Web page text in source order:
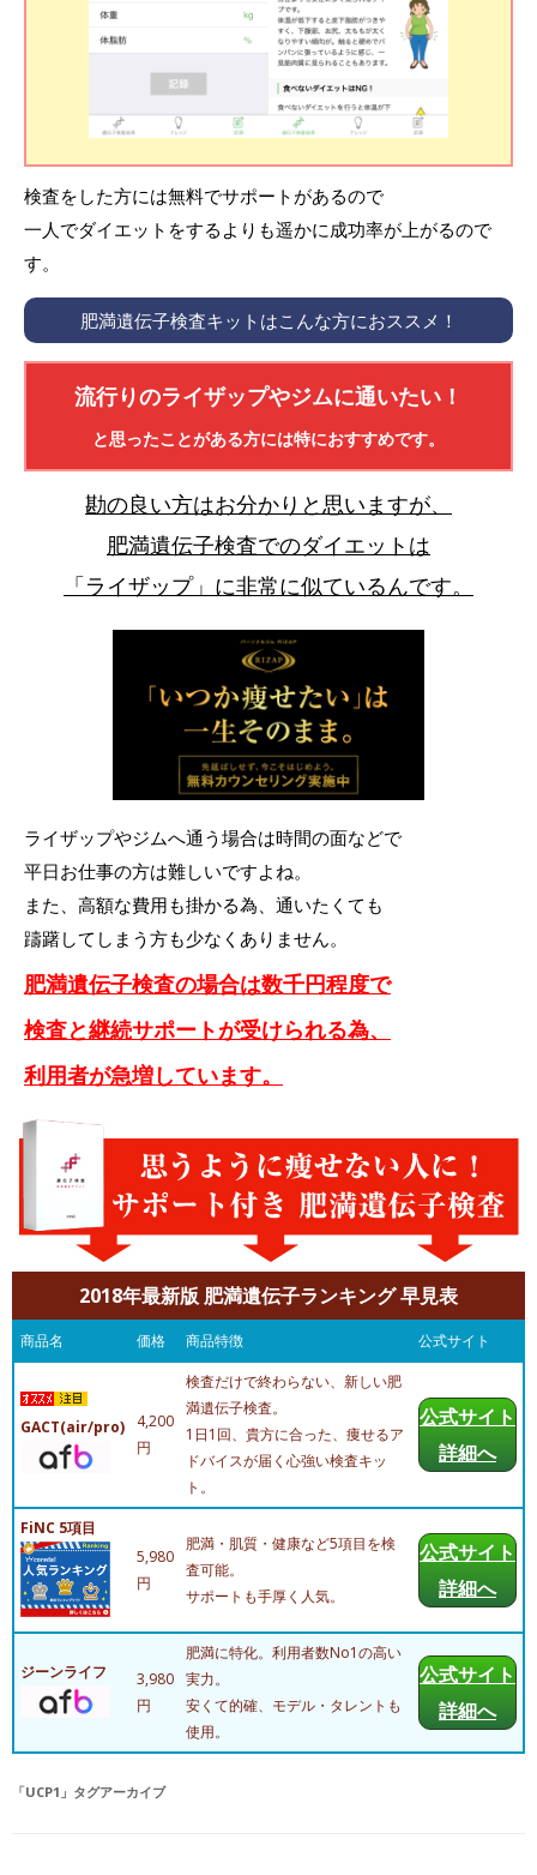
検査をした方には無料でサポートがあるので
一人でダイエットをするよりも遥かに成功率が上がるので
す。
肥満遺伝子検査キットはこんな方におススメ！
流行りのライザップやジムに通いたい！
と思ったことがある方には特におすすめです。
勘の良い方はお分かりと思いますが、
肥満遺伝子検査でのダイエットは
「ライザップ」に非常に似ているんです。
ライザップやジムへ通う場合は時間の面などで
平日お仕事の方は難しいですよね。
また、高額な費用も掛かる為、通いたくても
躊躇してしまう方も少なくありません。
肥満遺伝子検査の場合は数千円程度で
検査と継続サポートが受けられる為、
利用者が急増しています。
2018年最新版 肥満遺伝子ランキング 早見表
商品名 価格 商品特徴 公式サイト
GACT(air/pro)
4,200
円
検査だけで終わらない、新しい肥
満遺伝子検査。
1日1回、貴方に合った、痩せるア
ドバイスが届く心強い検査キッ
ト。
公式サイト
詳細へ
FiNC 5項目
5,980
円
肥満・肌質・健康など5項目を検
査可能。
サポートも手厚く人気。
公式サイト
詳細へ
ジーンライフ
3,980
円
肥満に特化。利用者数No1の高い
実力。
安くて的確、モデル・タレントも
使用。
公式サイト
詳細へ
「UCP1 」タグアーカイブ